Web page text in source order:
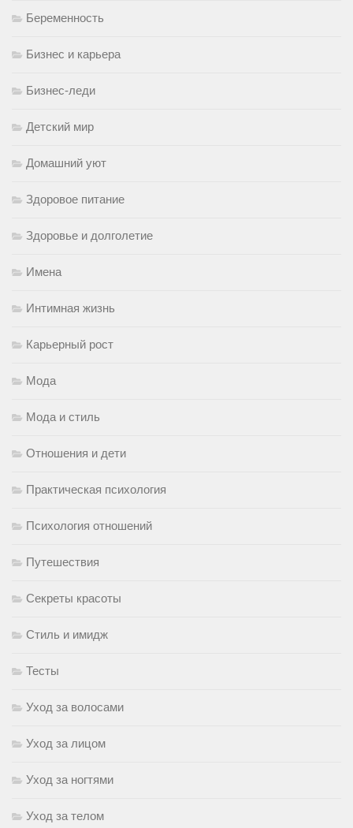
Беременность
Бизнес и карьера
Бизнес-леди
Детский мир
Домашний уют
Здоровое питание
Здоровье и долголетие
Имена
Интимная жизнь
Карьерный рост
Мода
Мода и стиль
Отношения и дети
Практическая психология
Психология отношений
Путешествия
Секреты красоты
Стиль и имидж
Тесты
Уход за волосами
Уход за лицом
Уход за ногтями
Уход за телом